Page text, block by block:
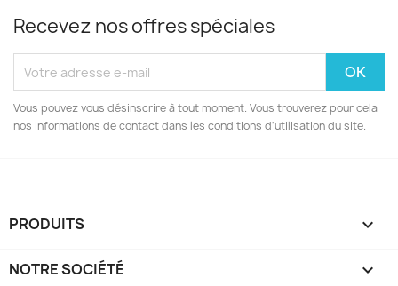
Recevez nos offres spéciales
Vous pouvez vous désinscrire à tout moment. Vous trouverez pour cela
nos informations de contact dans les conditions d'utilisation du site.
PRODUITS 
NOTRE SOCIÉTÉ 